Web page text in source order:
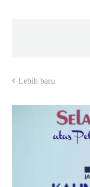
Lebih baru